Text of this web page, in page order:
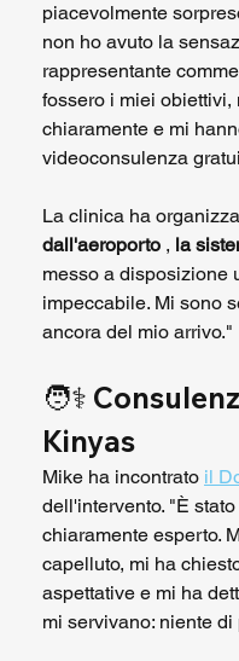
piacevolmente
non ho avuto la
rappresentante
fossero i miei
chiaramente e mi
videoconsulenza
La clinica ha
dall'aeroporto , la
messo a disposizione
impeccabile. Mi sono
ancora del mio arrivo."
🧑⚕️
Kinyas
Mike ha incontrato il
dell'intervento. "È
chiaramente esperto.
capelluto, mi ha
aspettative e mi ha
mi servivano: niente